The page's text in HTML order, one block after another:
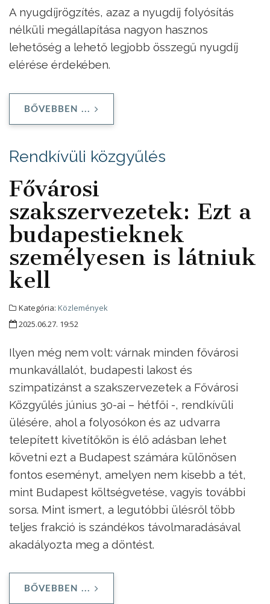
A nyugdíjrögzítés, azaz a nyugdíj folyósítás
nélküli megállapítása nagyon hasznos
lehetőség a lehető legjobb összegű nyugdíj
elérése érdekében.
BŐVEBBEN ...
Rendkívüli közgyűlés
Fővárosi
szakszervezetek: Ezt a
budapestieknek
személyesen is látniuk
kell
Kategória: Közlemények
2025.06.27. 19:52
Ilyen még nem volt: várnak minden fővárosi
munkavállalót, budapesti lakost és
szimpatizánst a szakszervezetek a Fővárosi
Közgyűlés június 30-ai – hétfői -, rendkívüli
ülésére, ahol a folyosókon és az udvarra
telepített kivetítőkön is élő adásban lehet
követni ezt a Budapest számára különösen
fontos eseményt, amelyen nem kisebb a tét,
mint Budapest költségvetése, vagyis további
sorsa. Mint ismert, a legutóbbi ülésről több
teljes frakció is szándékos távolmaradásával
akadályozta meg a döntést.
BŐVEBBEN ...